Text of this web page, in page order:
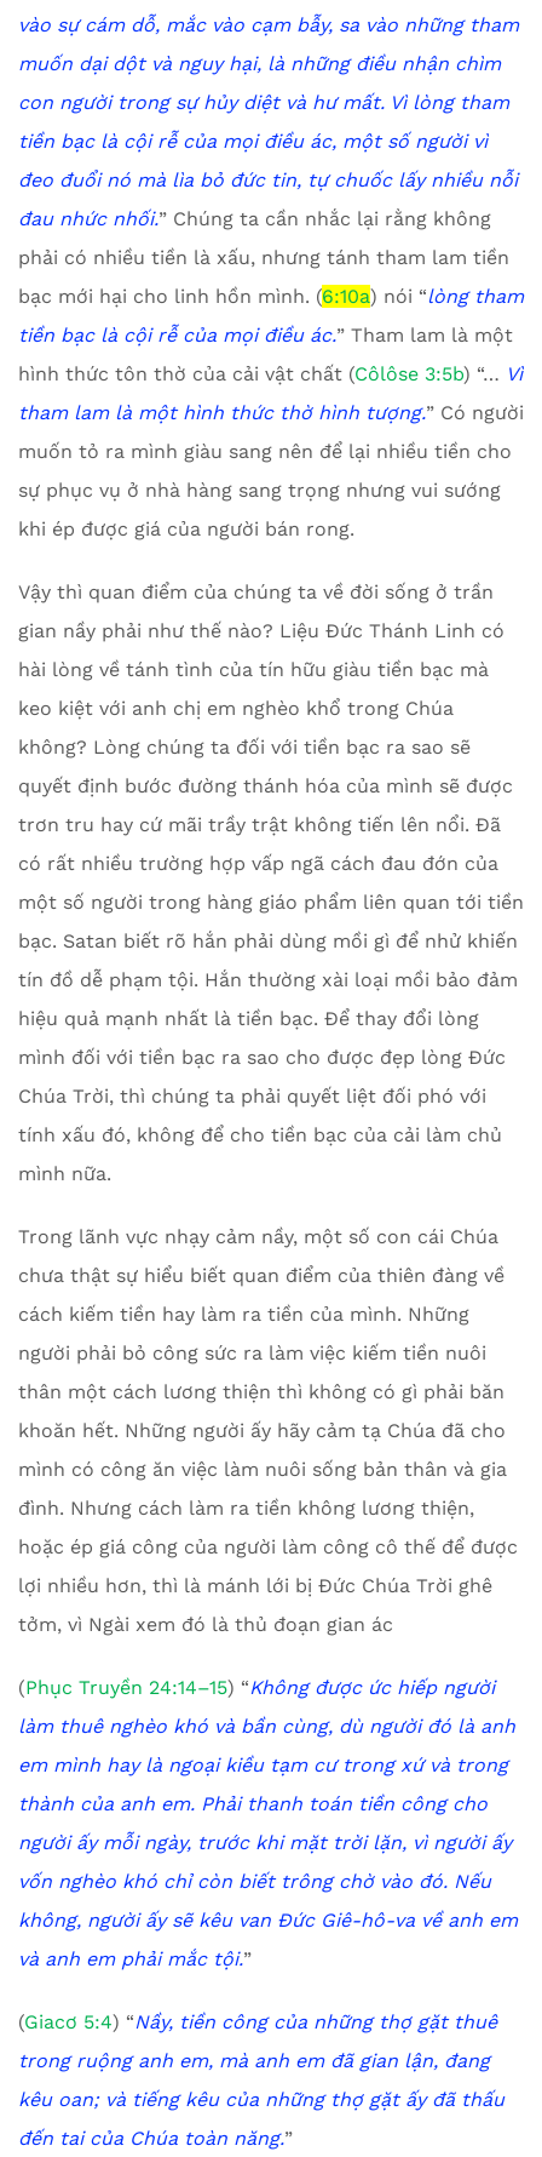
vào sự cám dỗ, mắc vào cạm bẫy, sa vào những tham
muốn dại dột và nguy hại, là những điều nhận chìm
con người trong sự hủy diệt và hư mất. Vì lòng tham
tiền bạc là cội rễ của mọi điều ác, một số người vì
đeo đuổi nó mà lìa bỏ đức tin, tự chuốc lấy nhiều nỗi
đau nhức nhối.” Chúng ta cần nhắc lại rằng không
phải có nhiều tiền là xấu, nhưng tánh tham lam tiền
bạc mới hại cho linh hồn mình. (6:10a) nói “lòng tham
tiền bạc là cội rễ của mọi điều ác.” Tham lam là một
hình thức tôn thờ của cải vật chất (Côlôse 3:5b) “… Vì
tham lam là một hình thức thờ hình tượng.” Có người
muốn tỏ ra mình giàu sang nên để lại nhiều tiền cho
sự phục vụ ở nhà hàng sang trọng nhưng vui sướng
khi ép được giá của người bán rong.
Vậy thì quan điểm của chúng ta về đời sống ở trần
gian nầy phải như thế nào? Liệu Đức Thánh Linh có
hài lòng về tánh tình của tín hữu giàu tiền bạc mà
keo kiệt với anh chị em nghèo khổ trong Chúa
không? Lòng chúng ta đối với tiền bạc ra sao sẽ
quyết định bước đường thánh hóa của mình sẽ được
trơn tru hay cứ mãi trầy trật không tiến lên nổi. Đã
có rất nhiều trường hợp vấp ngã cách đau đớn của
một số người trong hàng giáo phẩm liên quan tới tiền
bạc. Satan biết rõ hắn phải dùng mồi gì để nhử khiến
tín đồ dễ phạm tội. Hắn thường xài loại mồi bảo đảm
hiệu quả mạnh nhất là tiền bạc. Để thay đổi lòng
mình đối với tiền bạc ra sao cho được đẹp lòng Đức
Chúa Trời, thì chúng ta phải quyết liệt đối phó với
tính xấu đó, không để cho tiền bạc của cải làm chủ
mình nữa.
Trong lãnh vực nhạy cảm nầy, một số con cái Chúa
chưa thật sự hiểu biết quan điểm của thiên đàng về
cách kiếm tiền hay làm ra tiền của mình. Những
người phải bỏ công sức ra làm việc kiếm tiền nuôi
thân một cách lương thiện thì không có gì phải băn
khoăn hết. Những người ấy hãy cảm tạ Chúa đã cho
mình có công ăn việc làm nuôi sống bản thân và gia
đình. Nhưng cách làm ra tiền không lương thiện,
hoặc ép giá công của người làm công cô thế để được
lợi nhiều hơn, thì là mánh lới bị Đức Chúa Trời ghê
tởm, vì Ngài xem đó là thủ đoạn gian ác
(Phục Truyền 24:14–15) “Không được ức hiếp người
làm thuê nghèo khó và bần cùng, dù người đó là anh
em mình hay là ngoại kiều tạm cư trong xứ và trong
thành của anh em. Phải thanh toán tiền công cho
người ấy mỗi ngày, trước khi mặt trời lặn, vì người ấy
vốn nghèo khó chỉ còn biết trông chờ vào đó. Nếu
không, người ấy sẽ kêu van Đức Giê-hô-va về anh em
và anh em phải mắc tội.”
(Giacơ 5:4) “Nầy, tiền công của những thợ gặt thuê
trong ruộng anh em, mà anh em đã gian lận, đang
kêu oan; và tiếng kêu của những thợ gặt ấy đã thấu
đến tai của Chúa toàn năng.”